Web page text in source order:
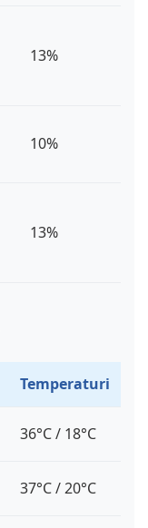
13%
10%
13%
Temperaturi
36°C / 18°C
37°C / 20°C